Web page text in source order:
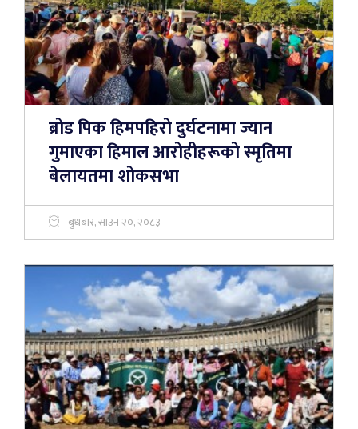
ब्रोड पिक हिमपहिरो दुर्घटनामा ज्यान
गुमाएका हिमाल आरोहीहरूको स्मृतिमा
बेलायतमा शोकसभा
बुधबार, साउन २०, २०८३